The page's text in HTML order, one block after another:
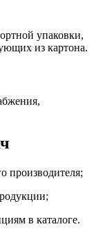
упаковки,
из картона.
производителя;
в каталоге.